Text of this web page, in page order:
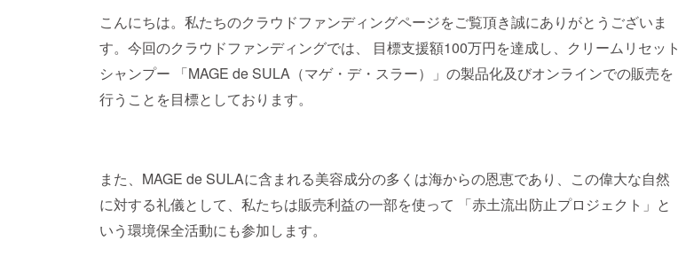
こんにちは。私たちのクラウドファンディングページをご覧頂き誠にありがとうございま
す。今回のクラウドファンディングでは、 目標支援額100万円を達成し、クリームリセット
シャンプー 「MAGE de SULA（マゲ・デ・スラー）」の製品化及びオンラインでの販売を
行うことを目標としております。
また、MAGE de SULAに含まれる美容成分の多くは海からの恩恵であり、この偉大な自然
に対する礼儀として、私たちは販売利益の一部を使って 「赤土流出防止プロジェクト」と
いう環境保全活動にも参加します。